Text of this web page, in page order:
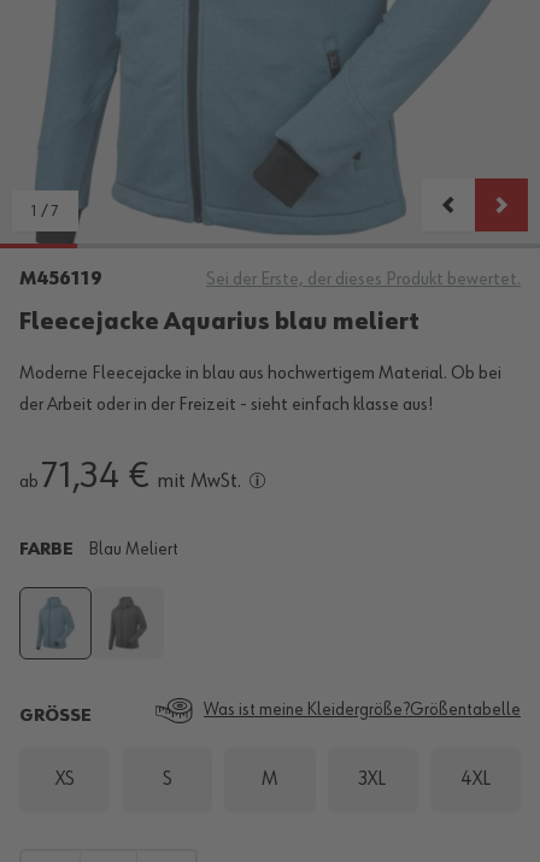
1 / 7
M456119 Sei der Erste, der dieses Produkt bewertet.
Fleecejacke Aquarius blau meliert
Moderne Fleecejacke in blau aus hochwertigem Material. Ob bei
der Arbeit oder in der Freizeit - sieht einfach klasse aus!
ab 71,34 € mit MwSt.
FARBE Blau Meliert
GRÖSSE Was ist meine Kleidergröße?Größentabelle
XS S M 3XL 4XL